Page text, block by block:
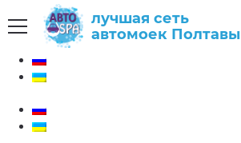
лучшая сеть
автомоек Полтавы